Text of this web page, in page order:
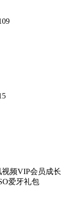
频VIP会员成长
爱牙礼包